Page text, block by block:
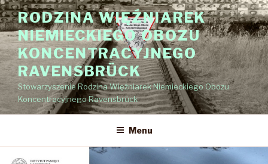
Przejdź
do
treści
RODZINA WIĘŹNIAREK
NIEMIECKIEGO OBOZU
KONCENTRACYJNEGO
RAVENSBRÜCK
Stowarzyszenie Rodzina Więźniarek Niemieckiego Obozu
Koncentracyjnego Ravensbrück
Menu